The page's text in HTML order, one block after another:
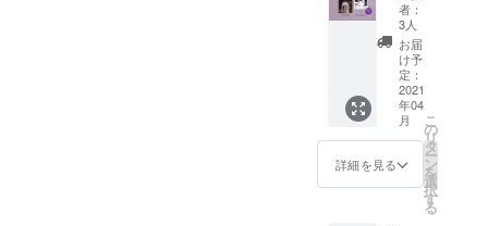
面談時
には同
伴者を
つけま
すので
安心し
てお申
し込み
くださ
い。 通
分）を
プラス
し、個
人だけ
でな
く、ご
家族や
知人な
どと一
緒に
者：
3人
お届
け予
定：
2021
年04
月
詳細を見る
こ
の
リ
タ
ー
ン
を
選
択
す
る